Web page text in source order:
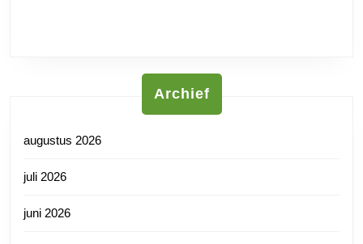
Archief
augustus 2026
juli 2026
juni 2026